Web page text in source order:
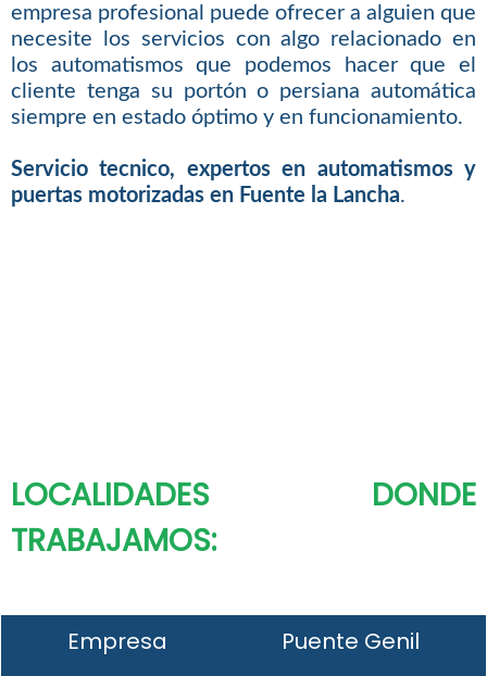
empresa profesional puede ofrecer a alguien que
necesite los servicios con algo relacionado en
los automatismos que podemos hacer que el
cliente tenga su portón o persiana automática
siempre en estado óptimo y en funcionamiento.
Servicio tecnico, expertos en automatismos y
puertas motorizadas en Fuente la Lancha.
LOCALIDADES DONDE
TRABAJAMOS:
Empresa
Puente Genil